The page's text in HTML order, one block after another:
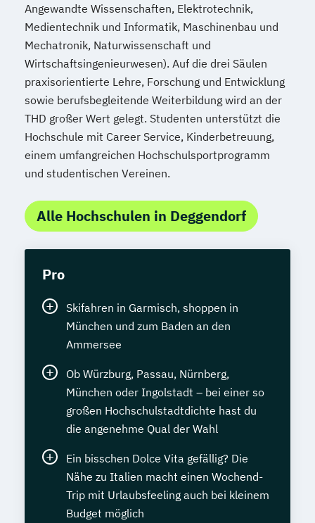
Angewandte Wissenschaften, Elektrotechnik,
Medientechnik und Informatik, Maschinenbau und
Mechatronik, Naturwissenschaft und
Wirtschaftsingenieurwesen). Auf die drei Säulen
praxisorientierte Lehre, Forschung und Entwicklung
sowie berufsbegleitende Weiterbildung wird an der
THD großer Wert gelegt. Studenten unterstützt die
Hochschule mit Career Service, Kinderbetreuung,
einem umfangreichen Hochschulsportprogramm
und studentischen Vereinen.
Alle Hochschulen in Deggendorf
Pro
Skifahren in Garmisch, shoppen in
München und zum Baden an den
Ammersee
Ob Würzburg, Passau, Nürnberg,
München oder Ingolstadt – bei einer so
großen Hochschulstadtdichte hast du
die angenehme Qual der Wahl
Ein bisschen Dolce Vita gefällig? Die
Nähe zu Italien macht einen Wochend-
Trip mit Urlaubsfeeling auch bei kleinem
Budget möglich